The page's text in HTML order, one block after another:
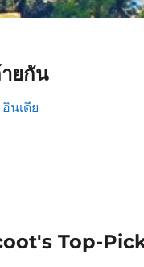
ยกัน
นเดีย
Top-